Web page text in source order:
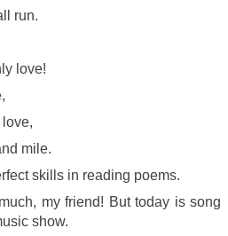
run.
love!
mile.
skills in reading poems.
my friend! But today is song
show.